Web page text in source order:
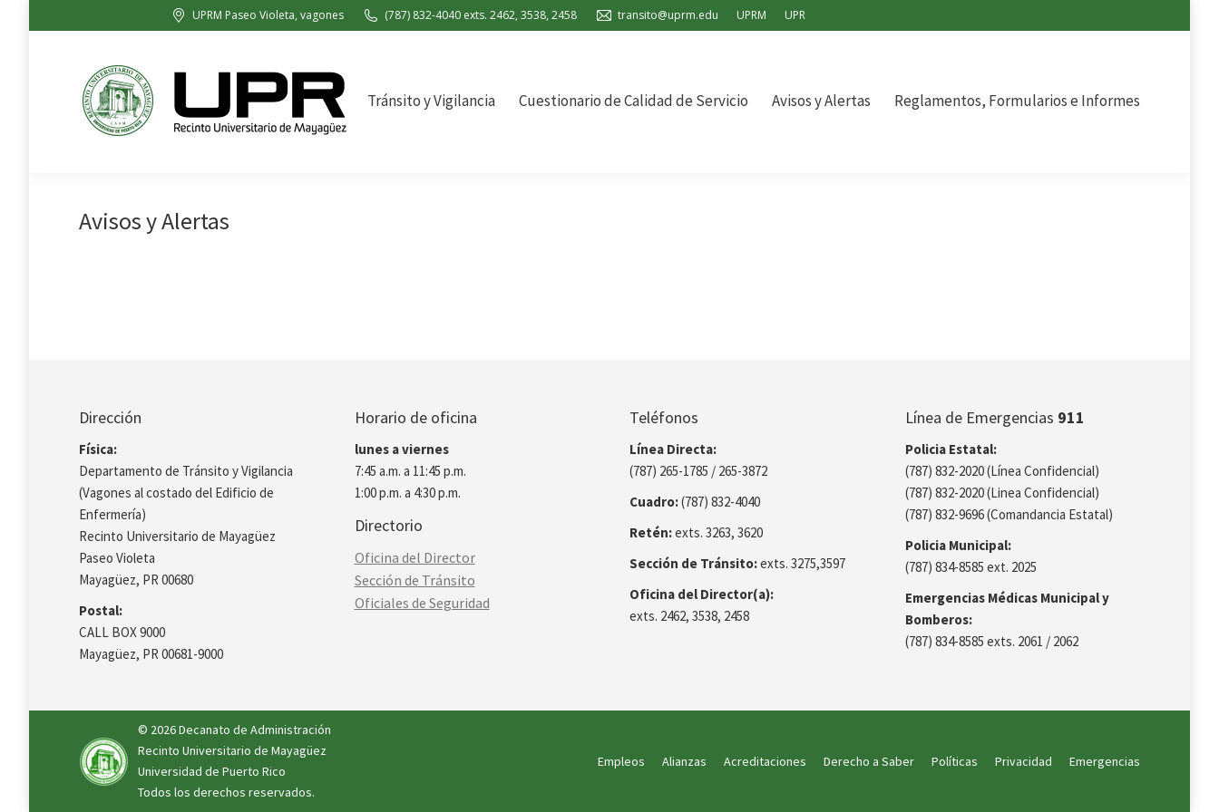
UPRM Paseo Violeta, vagones (787) 832-4040 exts. 2462, 3538, 2458 transito@uprm.edu UPRM UPR
Tránsito y Vigilancia Cuestionario de Calidad de Servicio Avisos y Alertas Reglamentos, Formularios e Informes
Avisos y Alertas
Dirección
Física:
Departamento de Tránsito y Vigilancia
(Vagones al costado del Edificio de
Enfermería)
Recinto Universitario de Mayagüez
Paseo Violeta
Mayagüez, PR 00680
Postal:
CALL BOX 9000
Mayagüez, PR 00681-9000
Horario de oficina
lunes a viernes
7:45 a.m. a 11:45 p.m.
1:00 p.m. a 4:30 p.m.
Directorio
Oficina del Director
Sección de Tránsito
Oficiales de Seguridad
Teléfonos
Línea Directa:
(787) 265-1785 / 265-3872
Cuadro:(787) 832-4040
Retén:exts. 3263, 3620
Sección de Tránsito:exts. 3275,3597
Oficina del Director(a):
exts. 2462, 3538, 2458
Línea de Emergencias 911
Policia Estatal:
(787) 832-2020 (Línea Confidencial)
(787) 832-2020 (Linea Confidencial)
(787) 832-9696 (Comandancia Estatal)
Policia Municipal:
(787) 834-8585 ext. 2025
Emergencias Médicas Municipal y
Bomberos:
(787) 834-8585 exts. 2061 / 2062
© 2026Decanato de Administración
Recinto Universitario de Mayagüez
Universidad de Puerto Rico
Todos los derechos reservados.
Empleos Alianzas Acreditaciones Derecho a Saber Políticas Privacidad Emergencias
Tránsito y Vigilancia Cuestionario de Calidad de Servicio Avisos y Alertas Reglamentos, Formularios e Informes